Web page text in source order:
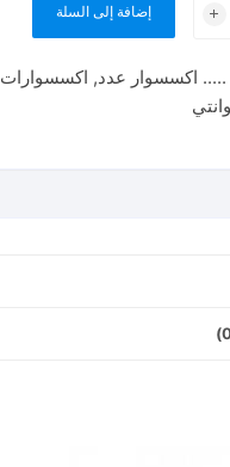
إضافة إلى السلة
..... اكسسوار عدد, اكسسوارات